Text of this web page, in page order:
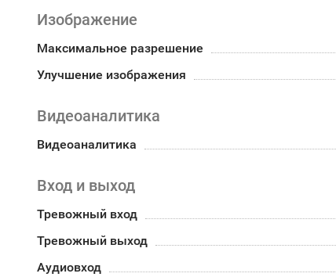
Изображение
Максимальное разрешение
Улучшение изображения
Видеоаналитика
Видеоаналитика
Вход и выход
Тревожный вход
Тревожный выход
Аудиовход